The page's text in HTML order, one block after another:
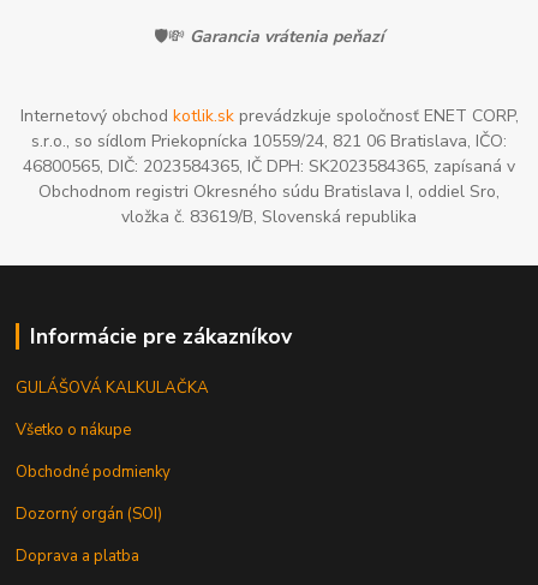
🛡️💸 Garancia vrátenia peňazí
Internetový obchod kotlik.skprevádzkuje spoločnosť ENET CORP,
s.r.o., so sídlom Priekopnícka 10559/24, 821 06 Bratislava, IČO:
46800565, DIČ: 2023584365, IČ DPH: SK2023584365, zapísaná v
Obchodnom registri Okresného súdu Bratislava I, oddiel Sro,
vložka č. 83619/B, Slovenská republika
Informácie pre zákazníkov
GULÁŠOVÁ KALKULAČKA
Všetko o nákupe
Obchodné podmienky
Dozorný orgán (SOI)
Doprava a platba